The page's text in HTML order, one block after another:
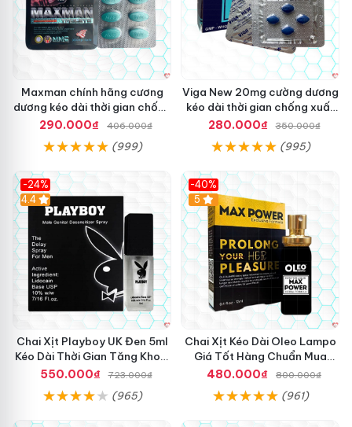
Maxman chính hãng cương
dương kéo dài thời gian chống
xuất tinh sớm hộp 10 viên
290.000₫ 406.000₫
(999)
Viga New 20mg cường dương
kéo dài thời gian chống xuất
tinh hộp 4 viên
280.000₫ 350.000₫
(995)
-24%
Hot
4.4
Chai Xịt Playboy UK Đen 5ml
Kéo Dài Thời Gian Tăng Khoái
Cảm
550.000₫ 723.000₫
(965)
-40%
5
Chai Xịt Kéo Dài Oleo Lampo
Giá Tốt Hàng Chuẩn Mua
Ngay
480.000₫ 800.000₫
(961)